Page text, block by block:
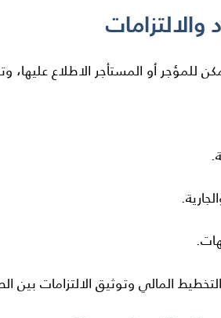
للمؤجر أو المستأجر الاطلاع
المالي وتوثيق الالتزامات بين